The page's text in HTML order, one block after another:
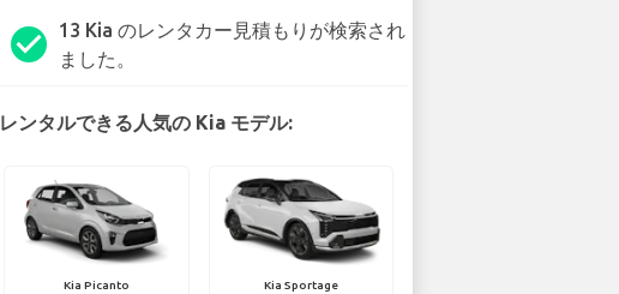
check_circle
13 Kia のレンタカー見積もりが検索され
ました。
レンタルできる人気の Kia モデル:
Kia Picanto Kia Sportage